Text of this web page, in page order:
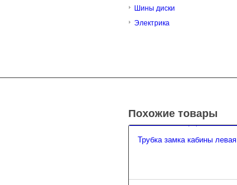
Шины диски
Электрика
Похожие товары
Трубка замка кабины левая